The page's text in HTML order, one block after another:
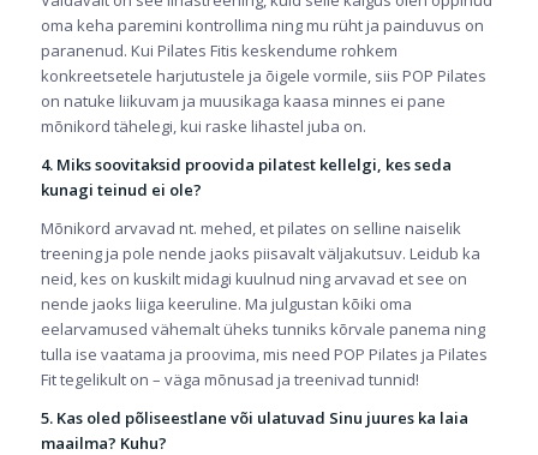
oma keha paremini kontrollima ning mu rüht ja painduvus on
paranenud. Kui Pilates Fitis keskendume rohkem
konkreetsetele harjutustele ja õigele vormile, siis POP Pilates
on natuke liikuvam ja muusikaga kaasa minnes ei pane
mõnikord tähelegi, kui raske lihastel juba on.
4. Miks soovitaksid proovida pilatest kellelgi, kes seda
kunagi teinud ei ole?
Mõnikord arvavad nt. mehed, et pilates on selline naiselik
treening ja pole nende jaoks piisavalt väljakutsuv. Leidub ka
neid, kes on kuskilt midagi kuulnud ning arvavad et see on
nende jaoks liiga keeruline. Ma julgustan kõiki oma
eelarvamused vähemalt üheks tunniks kõrvale panema ning
tulla ise vaatama ja proovima, mis need POP Pilates ja Pilates
Fit tegelikult on – väga mõnusad ja treenivad tunnid!
5. Kas oled põliseestlane või ulatuvad Sinu juures ka laia
maailma? Kuhu?